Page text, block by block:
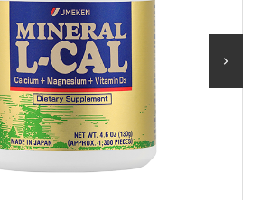
Google
用社交網登錄時的使用協議